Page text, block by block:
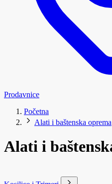
Prodavnice
Početna
Alati i baštenska oprema
Alati i